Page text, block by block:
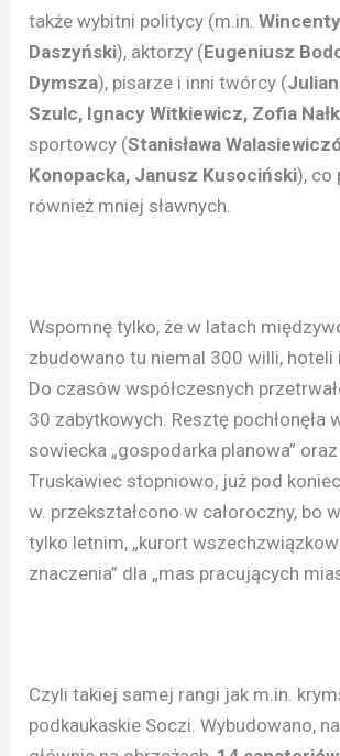
także wybitni politycy (m.in.
Daszyński), aktorzy (Eugeniusz
Dymsza), pisarze i inni twórcy (
Szulc, Ignacy Witkiewicz, Zofia
sportowcy (Stanisława
Konopacka, Janusz Kusociński), co
również mniej sławnych.
Wspomnę tylko, że w latach
zbudowano tu niemal 300 willi, hoteli
Do czasów współczesnych
30 zabytkowych. Resztę pochłonęła
sowiecka „gospodarka planowa” oraz
Truskawiec stopniowo, już pod
w. przekształcono w całoroczny, bo
tylko letnim, „kurort
znaczenia” dla „mas pracujących
Czyli takiej samej rangi jak m.in.
podkaukaskie Soczi. Wybudowano,